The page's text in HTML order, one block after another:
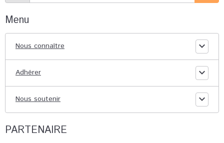
Menu
Nous connaître
Adhérer
Nous soutenir
PARTENAIRE